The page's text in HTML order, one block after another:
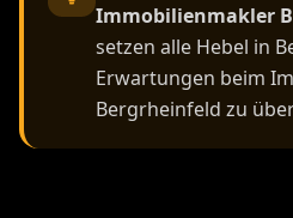
Immobilienmakler
setzen alle Hebel in
Erwartungen beim
Bergrheinfeld zu